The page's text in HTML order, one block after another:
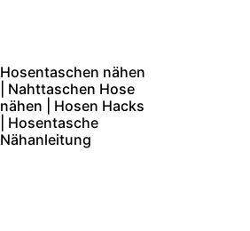
Hosentaschen nähen
| Nahttaschen Hose
nähen | Hosen Hacks
| Hosentasche
Nähanleitung